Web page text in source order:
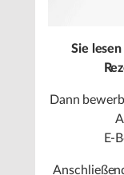
Sie
Dann
E-